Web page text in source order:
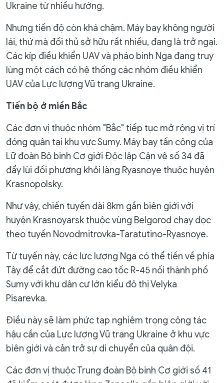
Ukraine từ nhiều hướng.
Nhưng tiến độ còn khá chậm. Máy bay không người
lái, thứ mà đối thủ sở hữu rất nhiều, đang là trở ngại.
Các kíp điều khiển UAV và pháo binh Nga đang truy
lùng một cách có hệ thống các nhóm điều khiển
UAV của Lực lượng Vũ trang Ukraine.
Tiến bộ ở miền Bắc
Các đơn vị thuộc nhóm "Bắc" tiếp tục mở rộng vị trí
đóng quân tại khu vực Sumy. Máy bay tấn công của
Lữ đoàn Bộ binh Cơ giới Độc lập Cận vệ số 34 đã
đẩy lùi đối phương khỏi làng Ryasnoye thuộc huyện
Krasnopolsky.
Như vậy, chiến tuyến dài 8km gần biên giới với
huyện Krasnoyarsk thuộc vùng Belgorod chạy dọc
theo tuyến Novodmitrovka-Taratutino-Ryasnoye.
Từ tuyến này, các lực lượng Nga có thể tiến về phía
Tây để cắt đứt đường cao tốc R-45 nối thành phố
Sumy với khu dân cư lớn kiểu đô thị Velyka
Pisarevka.
Điều này sẽ làm phức tạp nghiêm trọng công tác
hậu cần của Lực lượng Vũ trang Ukraine ở khu vực
biên giới và cản trở sự di chuyển của quân đội.
Các đơn vị thuộc Trung đoàn Bộ binh Cơ giới số 41